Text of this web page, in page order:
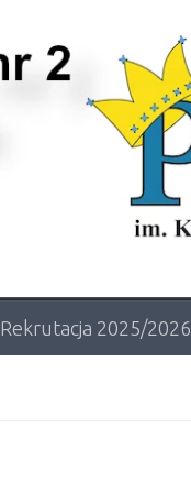
Rekrutacja 2025/2026